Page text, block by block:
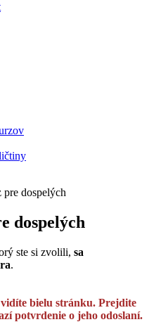
dospelých
dospelých
ste si zvolili, sa
.
bielu stránku. Prejdite
potvrdenie o jeho odoslaní.